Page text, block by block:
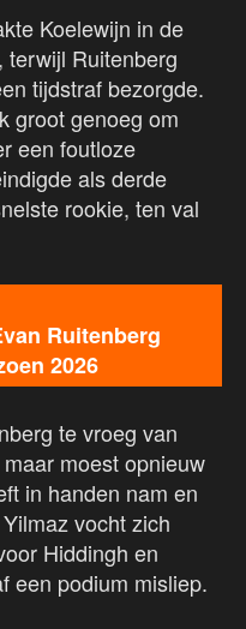
Koelewijn in de
terwijl Ruitenberg
tijdstraf bezorgde.
groot genoeg om
een foutloze
als derde
rookie, ten val
Ruitenberg
2026
te vroeg van
moest opnieuw
in handen nam en
vocht zich
Hiddingh en
een podium misliep.